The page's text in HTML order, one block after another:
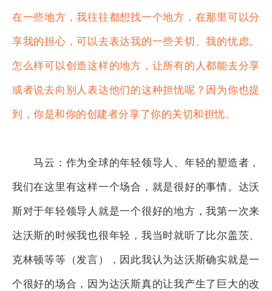
在一些地方，我往往都想找一个地方，在那里可以分
享我的担心，可以去表达我的一些关切、我的忧虑。
怎么样可以创造这样的地方，让所有的人都能去分享
或者说去向别人表达他们的这种担忧呢？因为你也提
到，你是和你的创建者分享了你的关切和担忧。
马云：作为全球的年轻领导人、年轻的塑造者，
我们在这里有这样一个场合，就是很好的事情。达沃
斯对于年轻领导人就是一个很好的地方，我第一次来
达沃斯的时候我也很年轻，我当时就听了比尔盖茨、
克林顿等等（发言），因此我认为达沃斯确实就是一
个很好的场合，因为达沃斯真的让我产生了巨大的改